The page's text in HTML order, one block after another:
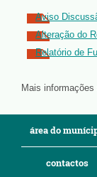
Aviso
Alteração do
Relatório de
Mais informações
área do
contactos